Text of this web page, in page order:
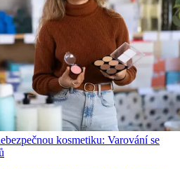
kosmetiku: Varování se